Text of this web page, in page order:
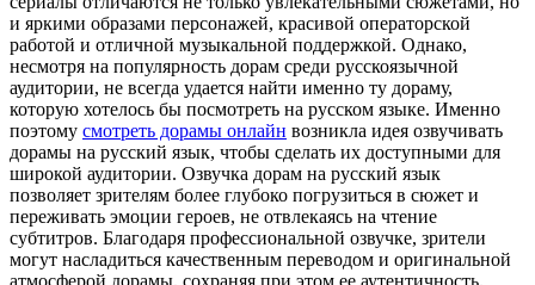
и яркими образами персонажей, красивой операторской
работой и отличной музыкальной поддержкой. Однако,
несмотря на популярность дорам среди русскоязычной
аудитории, не всегда удается найти именно ту дораму,
которую хотелось бы посмотреть на русском языке. Именно
поэтому смотреть дорамы онлайн возникла идея озвучивать
дорамы на русский язык, чтобы сделать их доступными для
широкой аудитории. Озвучка дорам на русский язык
позволяет зрителям более глубоко погрузиться в сюжет и
переживать эмоции героев, не отвлекаясь на чтение
субтитров. Благодаря профессиональной озвучке, зрители
могут насладиться качественным переводом и оригинальной
атмосферой дорамы, сохраняя при этом ее аутентичность.